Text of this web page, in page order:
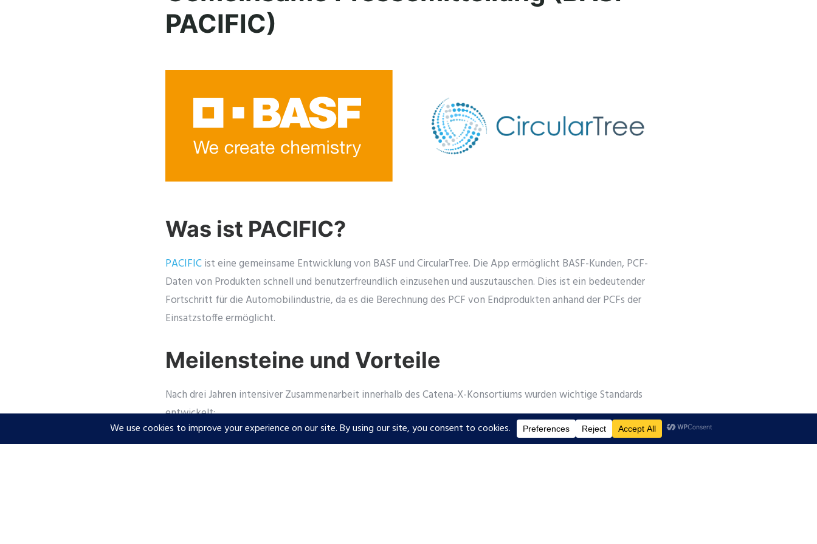
PACIFIC)
Was ist PACIFIC?
PACIFICist eine gemeinsame Entwicklung von BASF und CircularTree. Die App ermöglicht BASF-Kunden, PCF-
Daten von Produkten schnell und benutzerfreundlich einzusehen und auszutauschen. Dies ist ein bedeutender
Fortschritt für die Automobilindustrie, da es die Berechnung des PCF von Endprodukten anhand der PCFs der
Einsatzstoffe ermöglicht.
Meilensteine und Vorteile
Nach drei Jahren intensiver Zusammenarbeit innerhalb des Catena-X-Konsortiums wurden wichtige Standards
entwickelt:
PCF-Regelbuch: Richtlinien und bewährte Methoden für die Berechnung, Berichterstattung und den